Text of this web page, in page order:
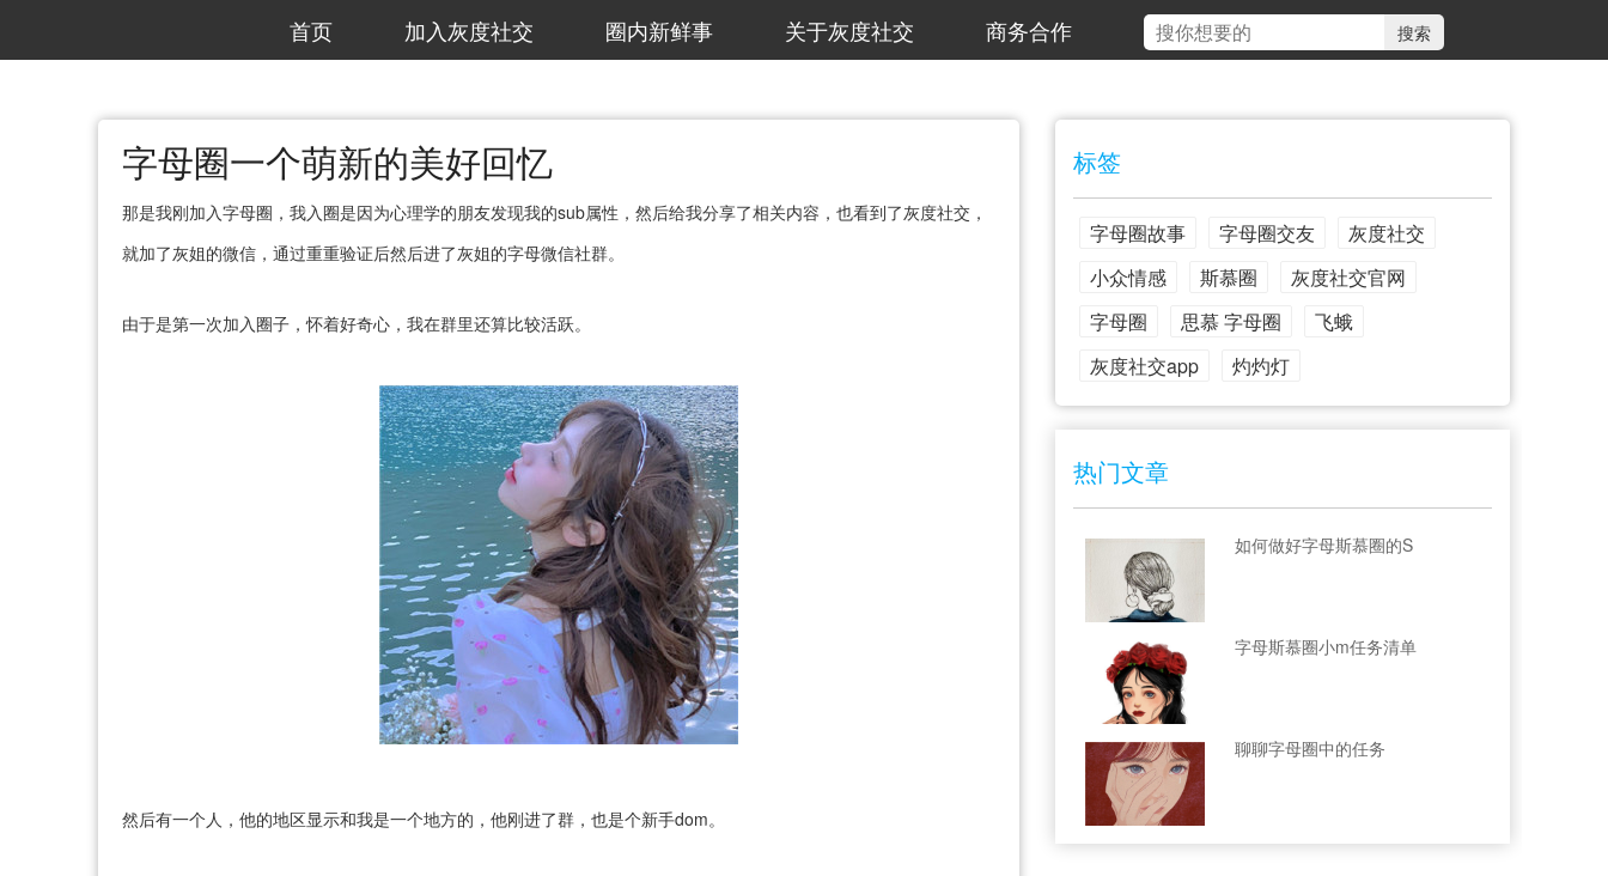
首页 加入灰度社交 圈内新鲜事 关于灰度社交 商务合作
字母圈一个萌新的美好回忆
那是我刚加入字母圈，我入圈是因为心理学的朋友发现我的sub属性，然后给我分享了相关内容，也看到了灰度社交，
就加了灰姐的微信，通过重重验证后然后进了灰姐的字母微信社群。
由于是第一次加入圈子，怀着好奇心，我在群里还算比较活跃。
然后有一个人，他的地区显示和我是一个地方的，他刚进了群，也是个新手dom。
标签
字母圈故事 字母圈交友
灰度社交
小众情感
斯慕圈
灰度社交官网
字母圈
思慕 字母圈
飞蛾
灰度社交app
灼灼灯
热门文章
如何做好字母斯慕圈的S
字母斯慕圈小m任务清单
聊聊字母圈中的任务